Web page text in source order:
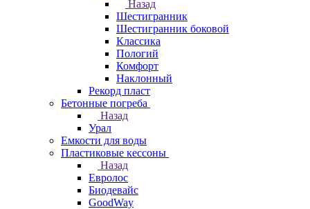
Назад
Шестигранник
Шестигранник боковой
Классика
Пологий
Комфорт
Наклонный
Рекорд пласт
Бетонные погреба
Назад
Урал
Емкости для воды
Пластиковые кессоны
Назад
Евролос
Биодевайс
GoodWay